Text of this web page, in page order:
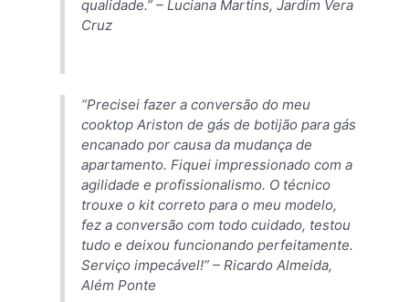
qualidade.” –Luciana Martins, Jardim Vera
Cruz
“Precisei fazer a conversão do meu
cooktop Ariston de gás de botijão para gás
encanado por causa da mudança de
apartamento. Fiquei impressionado com a
agilidade e profissionalismo. O técnico
trouxe o kit correto para o meu modelo,
fez a conversão com todo cuidado, testou
tudo e deixou funcionando perfeitamente.
Serviço impecável!” –Ricardo Almeida,
Além Ponte